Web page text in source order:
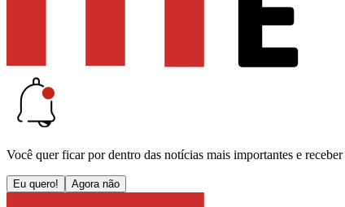
Você quer ficar por dentro das notícias mais importantes e receber
Eu quero! Agora não